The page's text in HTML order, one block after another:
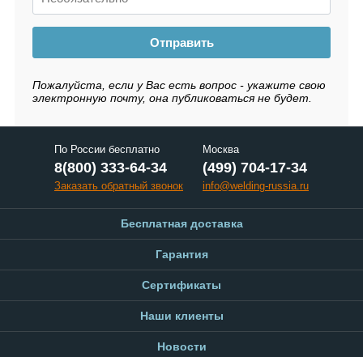
Отправить
Пожалуйста, если у Вас есть вопрос - укажите свою
электронную почту, она публиковаться не будет.
По России бесплатно
8(800) 333-64-34
Заказать обратный звонок
Москва
(499) 704-17-34
info@welding-russia.ru
Бесплатная доставка
Гарантия
Сертификаты
Наши клиенты
Новости